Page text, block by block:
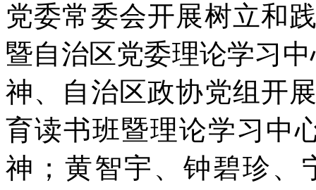
党委常委会开展树立和
暨自治区党委理论学习
神、自治区政协党组开
育读书班暨理论学习中
神；黄智宇、钟碧珍、